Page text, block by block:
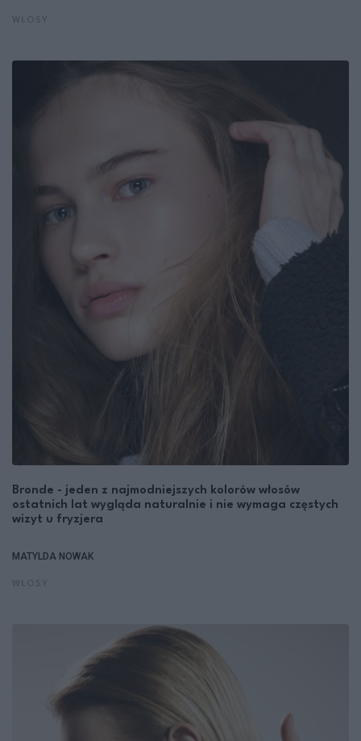
Bronde - jeden z najmodniejszych kolorów włosów
ostatnich lat wygląda naturalnie i nie wymaga częstych
wizyt u fryzjera
MATYLDA NOWAK